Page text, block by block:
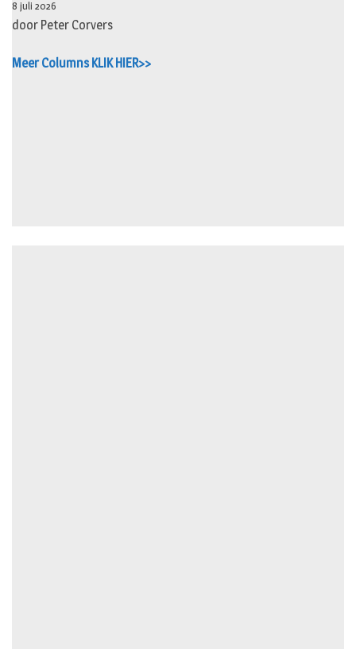
8 juli 2026
door Peter Corvers
Meer Columns KLIK HIER>>